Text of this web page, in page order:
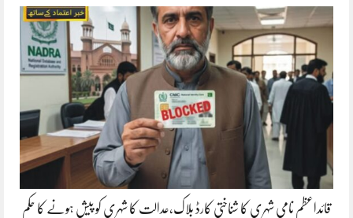
قائداعظم نامی شہری کا شناختی کارڈ بلاک،عدالت کا شہری کو پیش ہونے کا حکم